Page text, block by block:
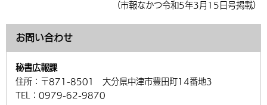
（市報なかつ令和5年3月15日号掲載）
お問い合わせ
秘書広報課
住所： 〒871-8501 大分県中津市豊田町14番地3
TEL： 0979-62-9870